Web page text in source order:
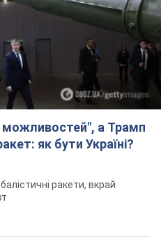
як бути Україні?
ракети, вкрай
про загибель
рідних внаслідок
та фото